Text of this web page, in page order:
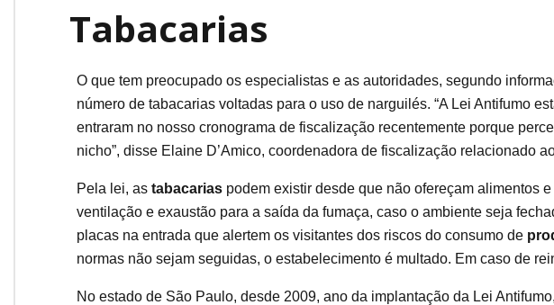
Tabacarias
O que tem preocupado os especialistas e as autoridades, segundo
número de tabacarias voltadas para o uso de narguilés. “A Lei Antifumo
entraram no nosso cronograma de fiscalização recentemente porque
nicho”, disse Elaine D’Amico, coordenadora de fiscalização relacionado
Pela lei, as tabacarias podem existir desde que não ofereçam alimentos
ventilação e exaustão para a saída da fumaça, caso o ambiente seja
placas na entrada que alertem os visitantes dos riscos do consumo de
normas não sejam seguidas, o estabelecimento é multado. Em caso de
No estado de São Paulo, desde 2009, ano da implantação da Lei